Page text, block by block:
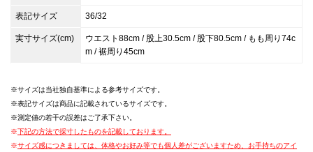
表記サイズ 36/32
実寸サイズ(cm)
ウエスト88cm / 股上30.5cm / 股下80.5cm / もも周り74c
m / 裾周り45cm
サイズは当社独自基準による参考サイズです。
表記サイズは商品に記載されているサイズです。
測定値の若干の誤差はご了承下さい。
下記の方法で採寸したものを記載しております。
サイズ感につきましては、体格やお好み等でも個人差がございますため、お手持ちのアイ